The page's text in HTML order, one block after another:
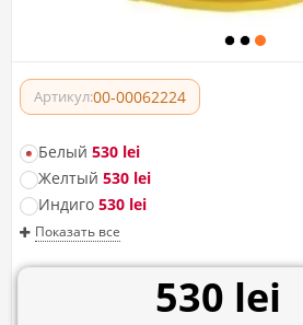
Артикул:00-00062224
Белый 530 lei
Желтый 530 lei
Индиго 530 lei
Показать все
530 lei